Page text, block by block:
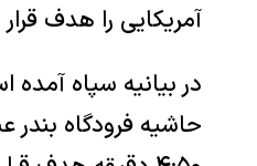
آمریکایی را هدف
در بیانیه سپاه
حاشیه فرودگاه بندر